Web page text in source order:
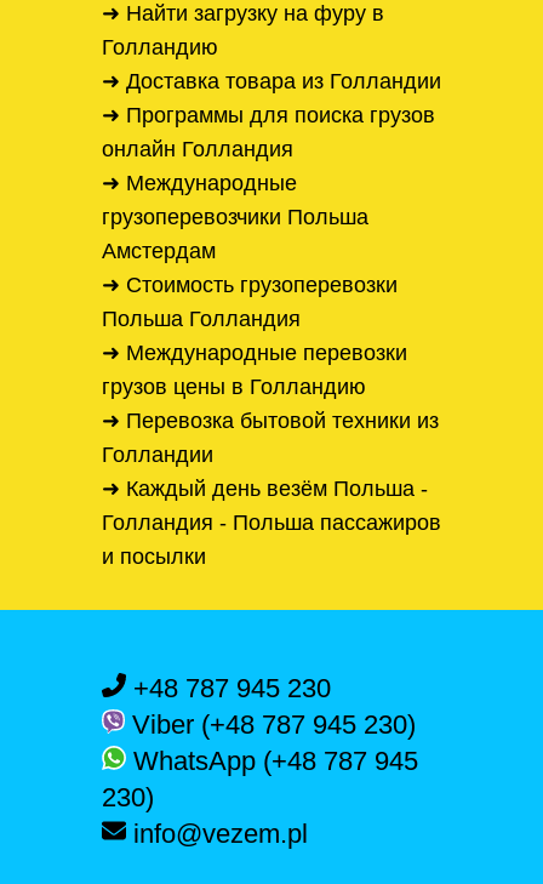
➜ Найти загрузку на фуру в
Голландию
➜ Доставка товара из Голландии
➜ Программы для поиска грузов
онлайн Голландия
➜ Международные
грузоперевозчики Польша
Амстердам
➜ Стоимость грузоперевозки
Польша Голландия
➜ Международные перевозки
грузов цены в Голландию
➜ Перевозка бытовой техники из
Голландии
➜ Каждый день везём Польша -
Голландия - Польша пассажиров
и посылки
+48 787 945 230
Viber (+48 787 945 230)
WhatsApp (+48 787 945
230)
info@vezem.pl